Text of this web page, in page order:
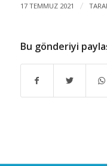
17 TEMMUZ 2021 /
Bu gönderiyi